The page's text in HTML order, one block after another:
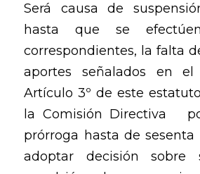
Será causa de
hasta que se
correspondientes, la falta
aportes señalados en
Artículo 3º de este
la Comisión Directiva
prórroga hasta de sesenta
adoptar decisión sobre